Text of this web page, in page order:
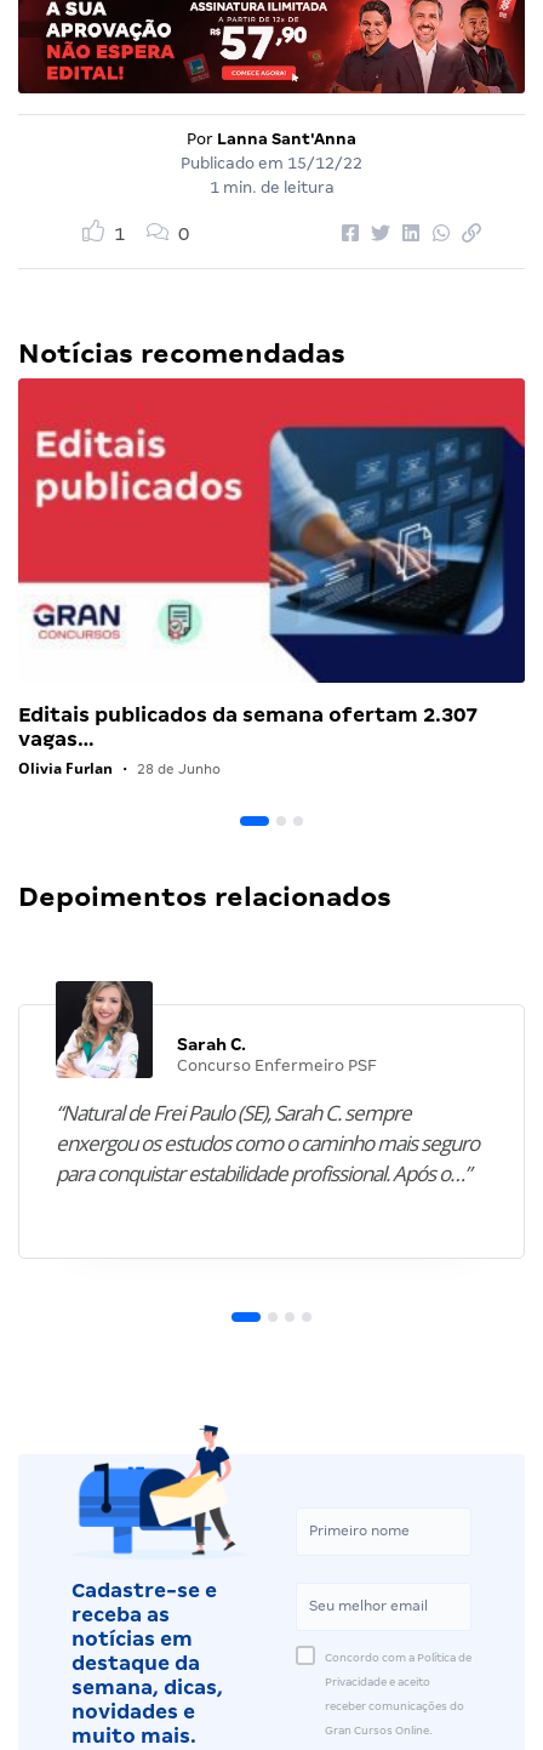
Por Lanna Sant'Anna
Publicado em 15/12/22
1 min. de leitura
1 0
Notícias recomendadas
Editais publicados da semana ofertam 2.307
vagas…
Olivia Furlan • 28 de Junho
Depoimentos relacionados
Sarah C.
Concurso Enfermeiro PSF
“Natural de Frei Paulo (SE), Sarah C. sempre
enxergou os estudos como o caminho mais seguro
para conquistar estabilidade profissional. Após o…”
Cadastre-se e
receba as
notícias em
destaque da
semana, dicas,
novidades e
muito mais.
Concordo com a Política de
Privacidade e aceito
receber comunicações do
Gran Cursos Online.